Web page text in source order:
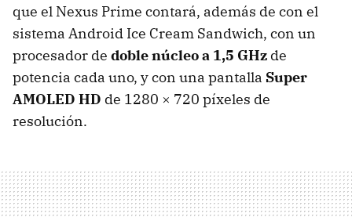
que el Nexus Prime contará, además de con el
sistema Android Ice Cream Sandwich, con un
procesador de doble núcleo a 1,5 GHz de
potencia cada uno, y con una pantalla Super
AMOLED HD de 1280 × 720 píxeles de
resolución.